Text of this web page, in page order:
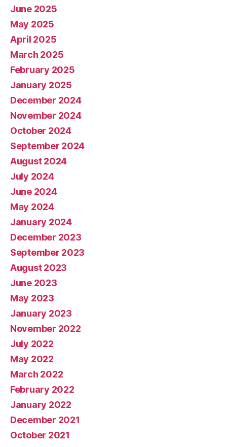
June 2025
May 2025
April 2025
March 2025
February 2025
January 2025
December 2024
November 2024
October 2024
September 2024
August 2024
July 2024
June 2024
May 2024
January 2024
December 2023
September 2023
August 2023
June 2023
May 2023
January 2023
November 2022
July 2022
May 2022
March 2022
February 2022
January 2022
December 2021
October 2021